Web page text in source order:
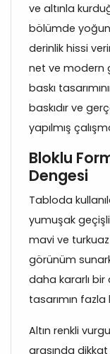
ve altınla
bölümde
derinlik hissi
net ve modern
baskı
baskıdır ve
yapılmış
Bloklu
Dengesi
Tabloda
yumuşak
mavi ve
görünüm
daha kararlı bir
tasarımın fazla
Altın renkli
arasında dikkat